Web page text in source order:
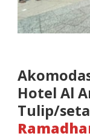
Hotel Al
Tulip/